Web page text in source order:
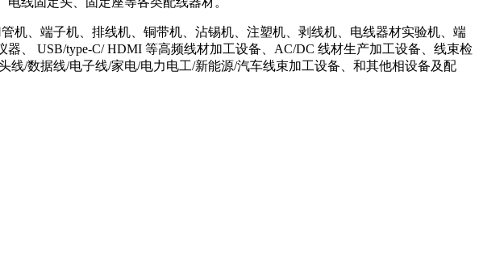
机、端子机、排线机、铜带机、沾锡机、注塑机、剥线机、电线器材实验机、端
、 USB/type-C/ HDMI 等高频线材加工设备、AC/DC 线材生产加工设备、线束检
/数据线/电子线/家电/电力电工/新能源/汽车线束加工设备、和其他相设备及配